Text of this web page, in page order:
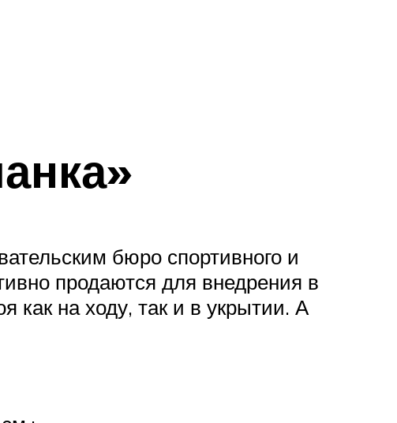
бюро спортивного и
продаются для внедрения в
как на ходу, так и в укрытии. А